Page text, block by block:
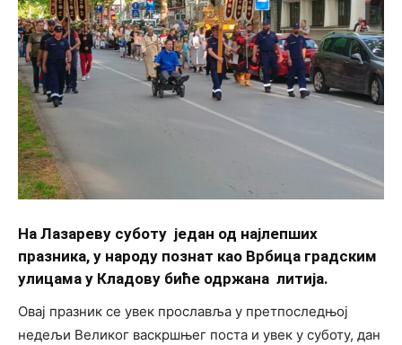
На Лазареву суботу један од најлепших
празника, у народу познат као Врбица градским
улицама у Кладову биће одржана литија.
Овај празник се увек прославља у претпоследњој
недељи Великог васкршњег поста и увек у суботу, дан